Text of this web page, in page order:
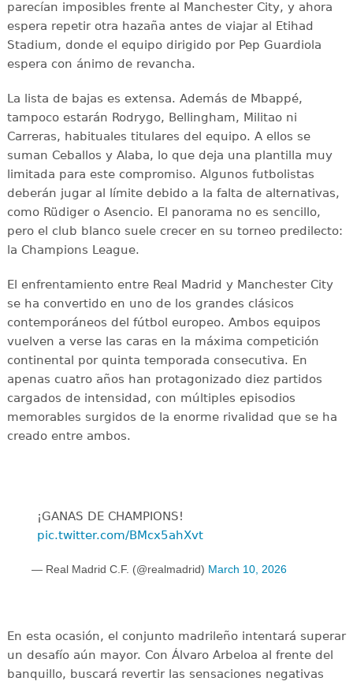
parecían imposibles frente al Manchester City, y ahora
espera repetir otra hazaña antes de viajar al Etihad
Stadium, donde el equipo dirigido por Pep Guardiola
espera con ánimo de revancha.
La lista de bajas es extensa. Además de Mbappé,
tampoco estarán Rodrygo, Bellingham, Militao ni
Carreras, habituales titulares del equipo. A ellos se
suman Ceballos y Alaba, lo que deja una plantilla muy
limitada para este compromiso. Algunos futbolistas
deberán jugar al límite debido a la falta de alternativas,
como Rüdiger o Asencio. El panorama no es sencillo,
pero el club blanco suele crecer en su torneo predilecto:
la Champions League.
El enfrentamiento entre Real Madrid y Manchester City
se ha convertido en uno de los grandes clásicos
contemporáneos del fútbol europeo. Ambos equipos
vuelven a verse las caras en la máxima competición
continental por quinta temporada consecutiva. En
apenas cuatro años han protagonizado diez partidos
cargados de intensidad, con múltiples episodios
memorables surgidos de la enorme rivalidad que se ha
creado entre ambos.
¡GANAS DE CHAMPIONS!
pic.twitter.com/BMcx5ahXvt
— Real Madrid C.F. (@realmadrid) March 10, 2026
En esta ocasión, el conjunto madrileño intentará superar
un desafío aún mayor. Con Álvaro Arbeloa al frente del
banquillo, buscará revertir las sensaciones negativas